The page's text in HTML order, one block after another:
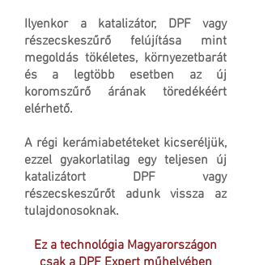
Ilyenkor a katalizátor, DPF vagy
részecskeszűrő felújítása mint
megoldás tökéletes, környezetbarát
és a legtöbb esetben az új
koromszűrő árának töredékéért
elérhető.
A régi kerámiabetéteket kicseréljük,
ezzel gyakorlatilag egy teljesen új
katalizátort DPF vagy
részecskeszűrőt adunk vissza az
tulajdonosoknak.
Ez a technológia Magyarországon